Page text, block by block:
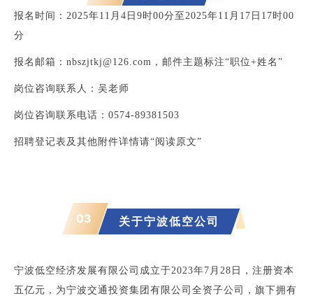
名
间：
11
报名时间：2025年11月4日9时00分至2025年11月17日17时00
分
报名邮箱：nbszjtkj@126.com，邮件主题标注“职位+姓名”
岗位咨询联系人：吴老师
岗位咨询联系电话：0574-89381503
招聘登记表及其他附件详情请“阅读原文”
03 关于宁波低空公司
宁波低空经济发展有限公司成立于2023年7月28日，注册资本
五亿元，为宁波交通投资集团有限公司全资子公司，旗下拥有